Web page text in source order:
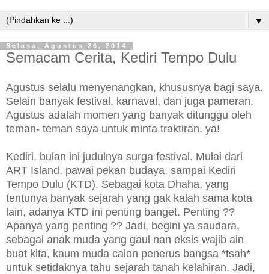
▼
Selasa, Agustus 26, 2014
Semacam Cerita, Kediri Tempo Dulu
Agustus selalu menyenangkan, khususnya bagi saya.
Selain banyak festival, karnaval, dan juga pameran,
Agustus adalah momen yang banyak ditunggu oleh
teman- teman saya untuk minta traktiran. ya!
Kediri, bulan ini judulnya surga festival. Mulai dari
ART Island, pawai pekan budaya, sampai Kediri
Tempo Dulu (KTD). Sebagai kota Dhaha, yang
tentunya banyak sejarah yang gak kalah sama kota
lain, adanya KTD ini penting banget. Penting ??
Apanya yang penting ?? Jadi, begini ya saudara,
sebagai anak muda yang gaul nan eksis wajib ain
buat kita, kaum muda calon penerus bangsa *tsah*
untuk setidaknya tahu sejarah tanah kelahiran. Jadi,